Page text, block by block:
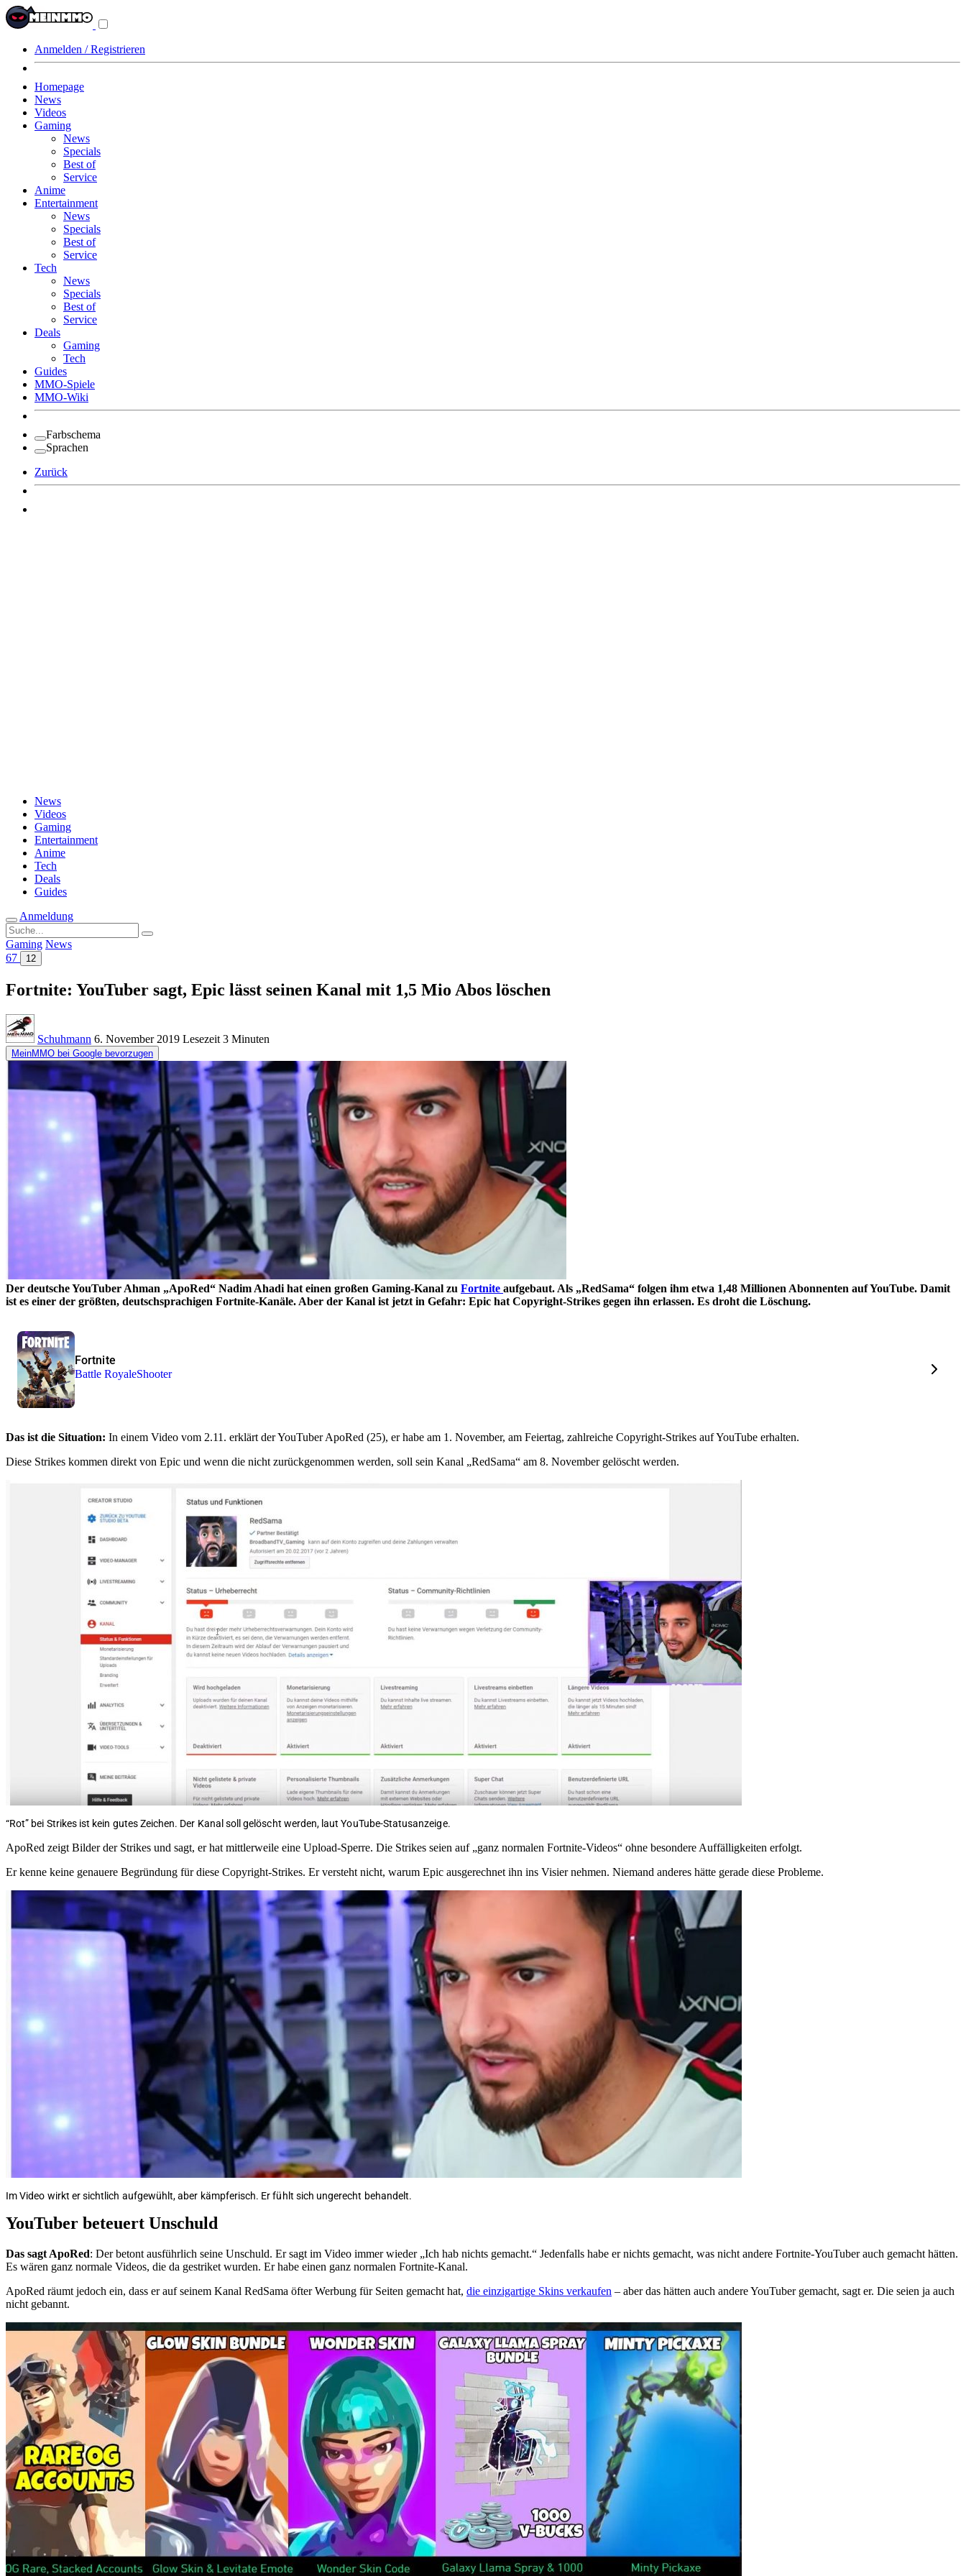
Anmelden / Registrieren
Homepage
News
Videos
Gaming
News
Specials
Best of
Service
Anime
Entertainment
News
Specials
Best of
Service
Tech
News
Specials
Best of
Service
Deals
Gaming
Tech
Guides
MMO-Spiele
MMO-Wiki
Farbschema
Sprachen
Zurück
News
Videos
Gaming
Entertainment
Anime
Tech
Deals
Guides
Anmeldung
Suche
nach:
Gaming News
67
12
Fortnite: YouTuber sagt, Epic lässt seinen Kanal mit 1,5 Mio Abos löschen
Schuhmann 6. November 2019 Lesezeit 3 Minuten
MeinMMO bei Google bevorzugen
Der deutsche YouTuber Ahman „ApoRed“ Nadim Ahadi hat einen großen Gaming-Kanal zu Fortnite aufgebaut. Als „RedSama“ folgen ihm etwa 1,48 Millionen Abonnenten auf YouTube. Damit
ist es einer der größten, deutschsprachigen Fortnite-Kanäle. Aber der Kanal ist jetzt in Gefahr: Epic hat Copyright-Strikes gegen ihn erlassen. Es droht die Löschung.
Fortnite
Battle RoyaleShooter
Das ist die Situation: In einem Video vom 2.11. erklärt der YouTuber ApoRed (25), er habe am 1. November, am Feiertag, zahlreiche Copyright-Strikes auf YouTube erhalten.
Diese Strikes kommen direkt von Epic und wenn die nicht zurückgenommen werden, soll sein Kanal „RedSama“ am 8. November gelöscht werden.
“Rot” bei Strikes ist kein gutes Zeichen. Der Kanal soll gelöscht werden, laut YouTube-Statusanzeige.
ApoRed zeigt Bilder der Strikes und sagt, er hat mittlerweile eine Upload-Sperre. Die Strikes seien auf „ganz normalen Fortnite-Videos“ ohne besondere Auffälligkeiten erfolgt.
Er kenne keine genauere Begründung für diese Copyright-Strikes. Er versteht nicht, warum Epic ausgerechnet ihn ins Visier nehmen. Niemand anderes hätte gerade diese Probleme.
Im Video wirkt er sichtlich aufgewühlt, aber kämpferisch. Er fühlt sich ungerecht behandelt.
YouTuber beteuert Unschuld
Das sagt ApoRed: Der betont ausführlich seine Unschuld. Er sagt im Video immer wieder „Ich hab nichts gemacht.“ Jedenfalls habe er nichts gemacht, was nicht andere Fortnite-YouTuber auch gemacht hätten.
Es wären ganz normale Videos, die da gestriket wurden. Er habe einen ganz normalen Fortnite-Kanal.
ApoRed räumt jedoch ein, dass er auf seinem Kanal RedSama öfter Werbung für Seiten gemacht hat, die einzigartige Skins verkaufen – aber das hätten auch andere YouTuber gemacht, sagt er. Die seien ja auch
nicht gebannt.